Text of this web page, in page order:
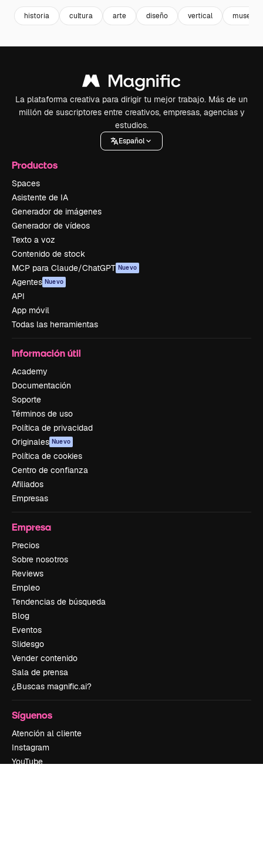
historia cultura arte diseño vertical museo
La plataforma creativa para dirigir tu mejor trabajo. Más de un
millón de suscriptores entre creativos, empresas, agencias y
estudios.
Español
Productos
Spaces
Asistente de IA
Generador de imágenes
Generador de vídeos
Texto a voz
Contenido de stock
MCP para Claude/ChatGPT Nuevo
Agentes Nuevo
API
App móvil
Todas las herramientas
Información útil
Academy
Documentación
Soporte
Términos de uso
Política de privacidad
Originales Nuevo
Política de cookies
Centro de confianza
Afiliados
Empresas
Empresa
Precios
Sobre nosotros
Reviews
Empleo
Tendencias de búsqueda
Blog
Eventos
Slidesgo
Vender contenido
Sala de prensa
¿Buscas magnific.ai?
Síguenos
Atención al cliente
Instagram
YouTube